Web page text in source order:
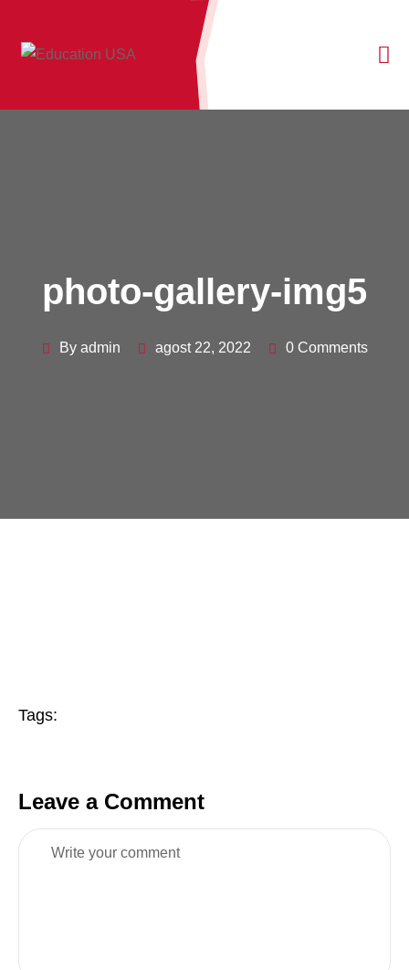
photo-gallery-img5
By admin agost 22, 2022 0 Comments
Tags:
Leave a Comment